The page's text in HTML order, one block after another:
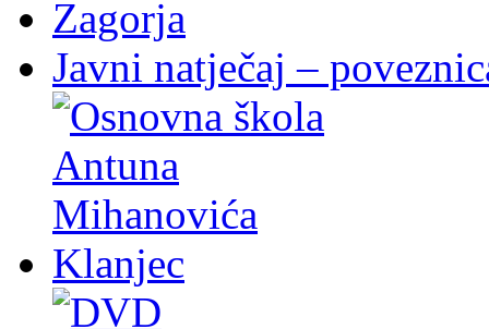
Javni natječaj –